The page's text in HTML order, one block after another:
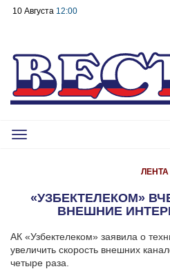
10 Августа 12:00
Toggle
ЛЕНТА
«УЗБЕКТЕЛЕКОМ»
ВНЕШНИЕ
АК «Узбектелеком» заявила о
увеличить скорость внешних
четыре раза.